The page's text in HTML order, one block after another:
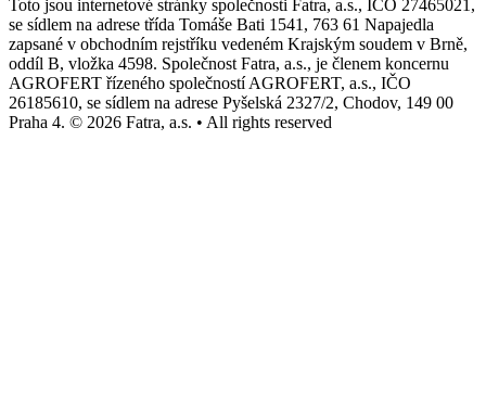
Toto jsou internetové stránky společnosti Fatra, a.s., IČO 27465021,
se sídlem na adrese třída Tomáše Bati 1541, 763 61 Napajedla
zapsané v obchodním rejstříku vedeném Krajským soudem v Brně,
oddíl B, vložka 4598. Společnost Fatra, a.s., je členem koncernu
AGROFERT řízeného společností AGROFERT, a.s., IČO
26185610, se sídlem na adrese Pyšelská 2327/2, Chodov, 149 00
Praha 4. © 2026 Fatra, a.s. • All rights reserved